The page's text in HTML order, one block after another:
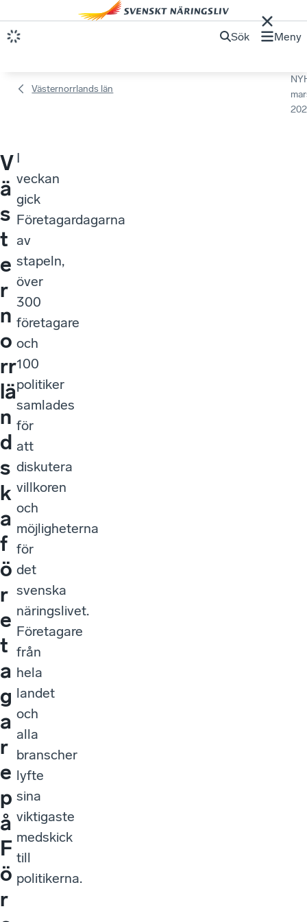
Sök Meny
Västernorrlands län
V
ä
s
t
e
r
n
o
rr
lä
n
d
s
k
a
f
ö
r
e
t
a
g
a
r
e
p
å
F
ö
r
I
veckan
gick
Företagardagarna
av
stapeln,
över
300
företagare
och
100
politiker
samlades
för
att
diskutera
villkoren
och
möjligheterna
för
det
svenska
näringslivet.
Företagare
från
hela
landet
och
alla
branscher
lyfte
sina
viktigaste
medskick
till
politikerna.